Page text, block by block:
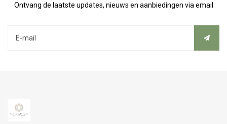
Ontvang de laatste updates, nieuws en aanbiedingen via email